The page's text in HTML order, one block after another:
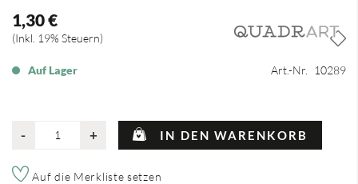
1,30 €
Inkl. 19% Steuern
Auf Lager Art.-Nr. 10289
- + IN DEN WARENKORB
Auf die Merkliste setzen